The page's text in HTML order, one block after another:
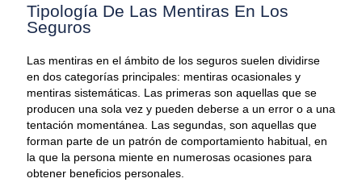
Tipología De Las Mentiras En Los
Seguros
Las mentiras en el ámbito de los seguros suelen dividirse
en dos categorías principales: mentiras ocasionales y
mentiras sistemáticas. Las primeras son aquellas que se
producen una sola vez y pueden deberse a un error o a una
tentación momentánea. Las segundas, son aquellas que
forman parte de un patrón de comportamiento habitual, en
la que la persona miente en numerosas ocasiones para
obtener beneficios personales.